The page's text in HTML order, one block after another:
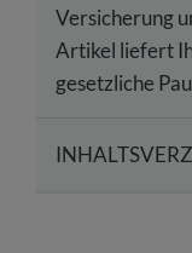
Versicherung
Artikel liefert
gesetzliche